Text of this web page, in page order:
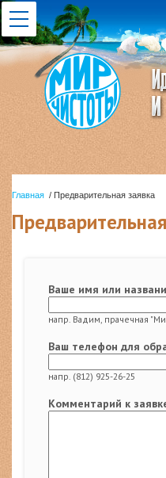
Главная / Предварительная заявка
Ваше имя или
напр. Вадим, прачечная
Ваш телефон для
напр. (812) 925-26-25
Комментарий к